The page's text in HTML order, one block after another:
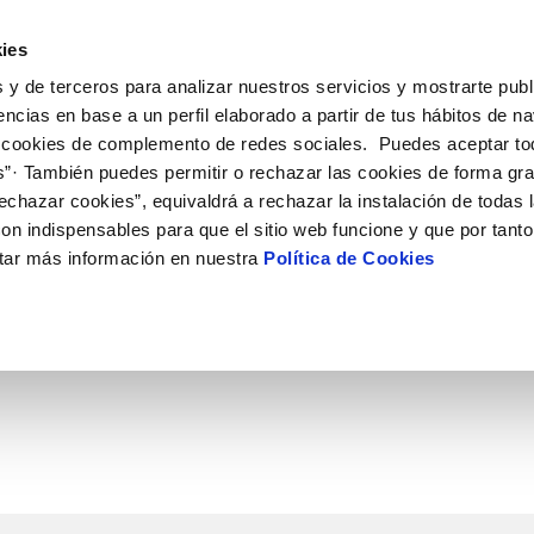
y de terceros para analizar nuestros servicios y mostrarte
en base a un perfil elaborado a partir de tus hábitos de
de complemento de redes sociales. Puedes aceptar
También puedes permitir o rechazar las cookies de forma
cookies”, equivaldrá a rechazar la instalación de todas
indispensables para que el sitio web funcione y que por
más información en nuestra Política de Cookies
titular
subministrament
MODIFICACIÓ DE DADES
Actualitzar dades bancàries
Actualitzar dades de
El Teu Servei
AL CLIENT
contacte
i afectacions
COMPROMÍS DE SERVEI
Customer Counsel (Defensa del
Normativa del servei
La Teva Aigua
la qualitat de l’aigua
CUIDEM L'AIGUA
Consells d'estalvi
Dipòsits comunitaris
Coneix-nos
DE GESTIÓ I CERTIFICATS
PERFIL DEL CONTRACTANT
Condicions generals de
Contrataciones
El